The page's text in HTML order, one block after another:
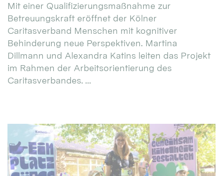
Mit einer Qualifizierungsmaßnahme zur
Betreuungskraft eröffnet der Kölner
Caritasverband Menschen mit kognitiver
Behinderung neue Perspektiven. Martina
Dillmann und Alexandra Katins leiten das Projekt
im Rahmen der Arbeitsorientierung des
Caritasverbandes. ...